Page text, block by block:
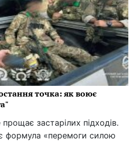
точка: як воює
застарілих підходів.
формула «перемоги силою